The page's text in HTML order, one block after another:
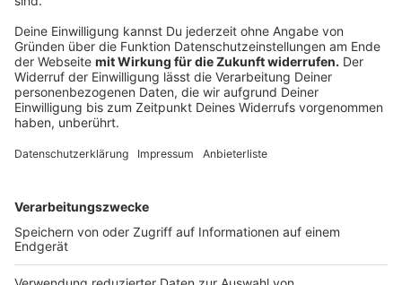
Details durch und stimmen Sie der
Nutzung des Service zu, um dieses
Video anzusehen.
Mehr Informationen
Akzeptieren
Management Platform
Leben mit dem Klimawandel: Der Straßenbauarbeiter
Der Beruf des Bauarbeiters im Jahr 2050
Anzeige